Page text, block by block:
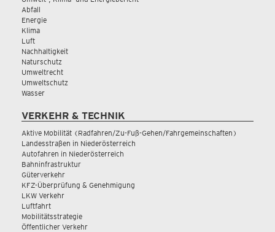
Abfall
Energie
Klima
Luft
Nachhaltigkeit
Naturschutz
Umweltrecht
Umweltschutz
Wasser
VERKEHR & TECHNIK
Aktive Mobilität (Radfahren/Zu-Fuß-Gehen/Fahrgemeinschaften)
Landesstraßen in Niederösterreich
Autofahren in Niederösterreich
Bahninfrastruktur
Güterverkehr
KFZ-Überprüfung & Genehmigung
LKW Verkehr
Luftfahrt
Mobilitätsstrategie
Öffentlicher Verkehr